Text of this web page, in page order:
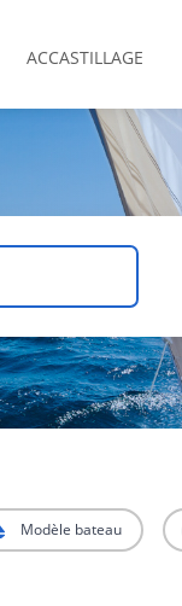
ACCASTILLAGE
Modèle bateau